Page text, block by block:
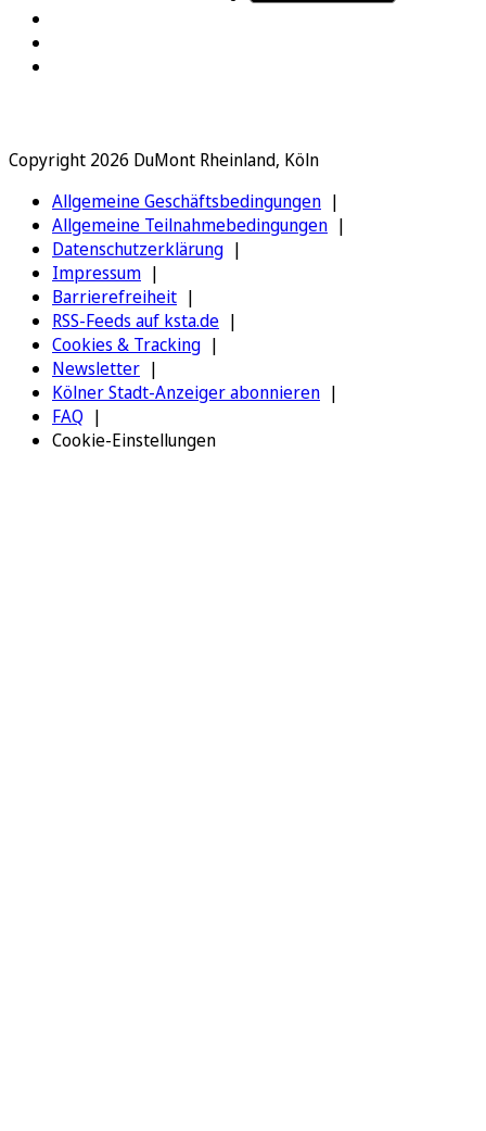
Copyright 2026 DuMont Rheinland, Köln
Allgemeine Geschäftsbedingungen
Allgemeine Teilnahmebedingungen
Datenschutzerklärung
Impressum
Barrierefreiheit
RSS-Feeds auf ksta.de
Cookies & Tracking
Newsletter
Kölner Stadt-Anzeiger abonnieren
FAQ
Cookie-Einstellungen